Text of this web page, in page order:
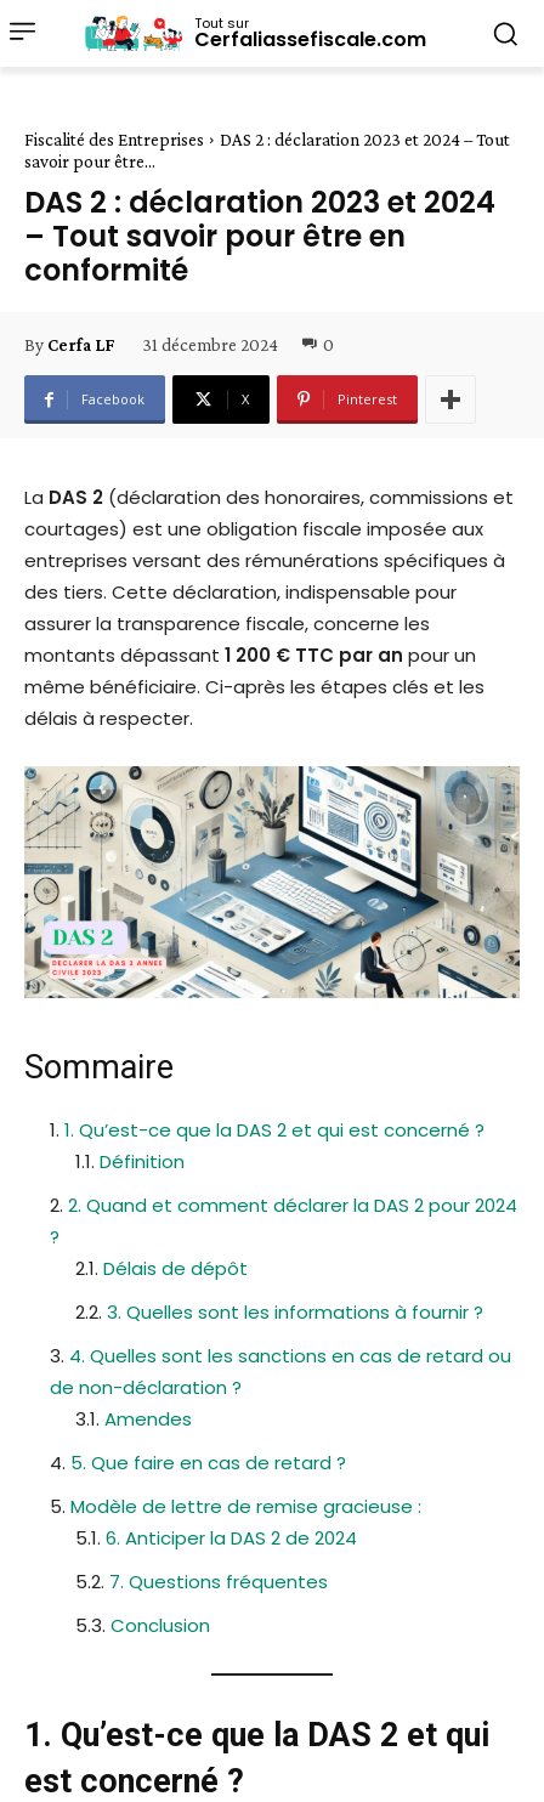
Tout sur
Cerfaliassefiscale.com
Fiscalité des Entreprises
DAS 2 : déclaration 2023 et 2024 – Tout
savoir pour être...
DAS 2 : déclaration 2023 et 2024
– Tout savoir pour être en
conformité
By Cerfa LF 31 décembre 2024 0
Facebook X Pinterest
La DAS 2 (déclaration des honoraires, commissions et
courtages) est une obligation fiscale imposée aux
entreprises versant des rémunérations spécifiques à
des tiers. Cette déclaration, indispensable pour
assurer la transparence fiscale, concerne les
montants dépassant 1 200 € TTC par an pour un
même bénéficiaire. Ci-après les étapes clés et les
délais à respecter.
Sommaire
1. Qu’est-ce que la DAS 2 et qui est concerné ?
Définition
2. Quand et comment déclarer la DAS 2 pour 2024
?
Délais de dépôt
3. Quelles sont les informations à fournir ?
4. Quelles sont les sanctions en cas de retard ou
de non-déclaration ?
Amendes
5. Que faire en cas de retard ?
Modèle de lettre de remise gracieuse :
6. Anticiper la DAS 2 de 2024
7. Questions fréquentes
Conclusion
1. Qu’est-ce que la DAS 2 et qui
est concerné ?